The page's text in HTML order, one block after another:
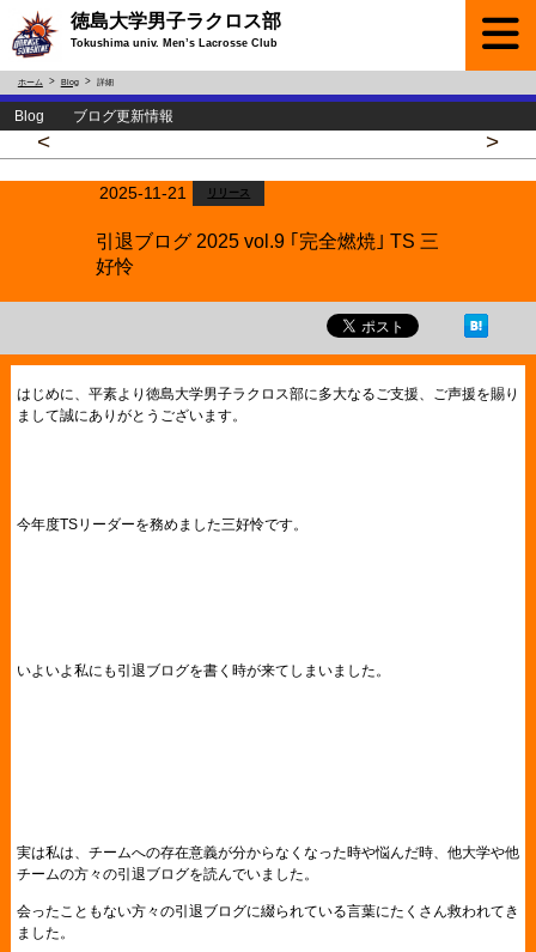
徳島大学男子ラクロス部
Tokushima univ. Men’s Lacrosse Club
ホーム Blog 詳細
Blog ブログ更新情報
< >
2025-11-21 リリース
引退ブログ 2025 vol.9 ｢完全燃焼｣ TS 三
好怜
はじめに、平素より徳島大学男子ラクロス部に多大なるご支援、ご声援を賜り
まして誠にありがとうございます。
今年度TSリーダーを務めました三好怜です。
いよいよ私にも引退ブログを書く時が来てしまいました。
実は私は、チームへの存在意義が分からなくなった時や悩んだ時、他大学や他
チームの方々の引退ブログを読んでいました。
会ったこともない方々の引退ブログに綴られている言葉にたくさん救われてき
ました。